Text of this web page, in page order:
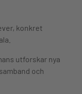
konkret
utforskar nya
och